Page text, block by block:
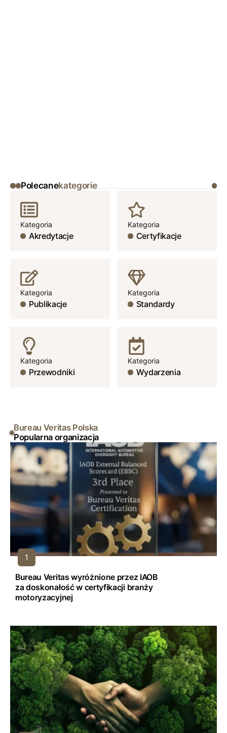
Polecanekategorie
Kategoria
Akredytacje
Kategoria
Certyfikacje
Kategoria
Publikacje
Kategoria
Standardy
Kategoria
Przewodniki
Kategoria
Wydarzenia
Popularna organizacja
Bureau Veritas Polska
Bureau Veritas wyróżnione przez IAOB
za doskonałość w certyfikacji branży
motoryzacyjnej